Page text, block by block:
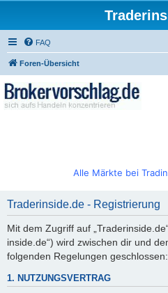
FAQ
Foren-Übersicht
Alle Märkte bei
Traderinside.de - Registrierung
Mit dem Zugriff auf
inside.de“) wird zwischen dir und
folgenden Regelungen geschlossen:
1. NUTZUNGSVERTRAG